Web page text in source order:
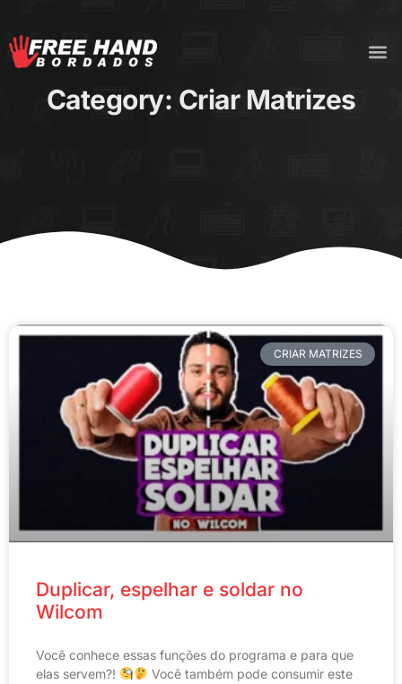
Category: Criar Matrizes
CRIAR MATRIZES
Duplicar, espelhar e soldar no
Wilcom
Você conhece essas funções do programa e para que
elas servem?!
Você também pode consumir este